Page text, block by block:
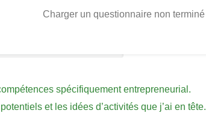
Charger un questionnaire non terminé
spécifiquement entrepreneurial.
et les idées d’activités que j’ai en tête.